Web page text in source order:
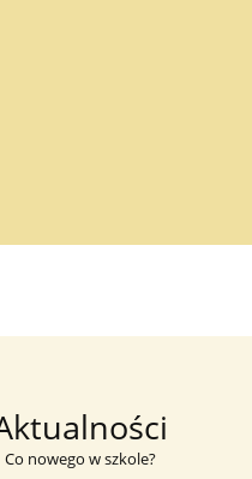
Co nowego w szkole?